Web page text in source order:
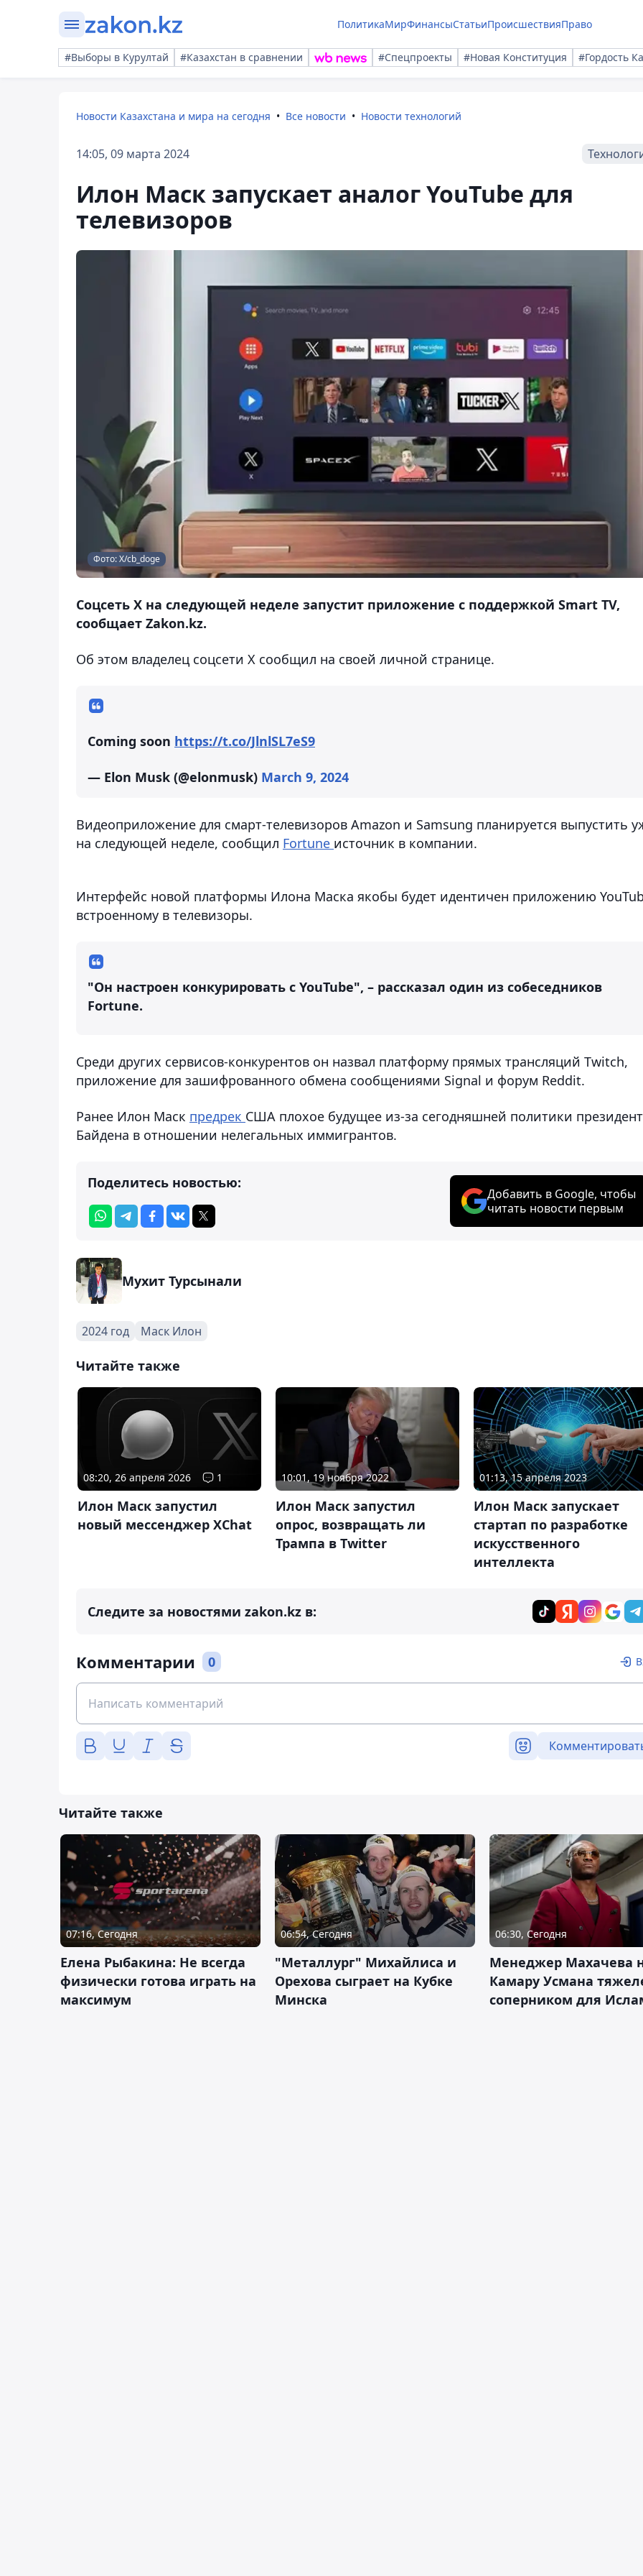
ПолитикаМирФинансыСтатьиПроисшествияПраво
#Выборы в Курултай #Казахстан в сравнении #Спецпроекты #Новая Конституция #Гордость
Новости Казахстана и мира на сегодня Все новости Новости технологий
14:05, 09 марта 2024
Илон Маск запускает аналог YouTube для
телевизоров
Фото: X/cb_doge
Соцсеть X на следующей неделе запустит приложение с поддержкой Smart TV,
сообщает Zakon.kz.
Об этом владелец соцсети X сообщил на своей личной странице.
Coming soon https://t.co/JlnlSL7eS9
— Elon Musk (@elonmusk) March 9, 2024
Видеоприложение для смарт-телевизоров Amazon и Samsung планируется выпустить
на следующей неделе, сообщил Fortune источник в компании.
Интерфейс новой платформы Илона Маска якобы будет идентичен приложению
встроенному в телевизоры.
"Он настроен конкурировать с YouTube", – рассказал один из собеседников
Fortune.
Среди других сервисов-конкурентов он назвал платформу прямых трансляций Twitch,
приложение для зашифрованного обмена сообщениями Signal и форум Reddit.
Ранее Илон Маск предрек США плохое будущее из-за сегодняшней политики
Байдена в отношении нелегальных иммигрантов.
Поделитесь новостью:
Добавить в Google, чтобы
читать новости первым
Мухит Турсынали
2024 год Маск Илон
Читайте также
08:20, 26 апреля 2026 1
Илон Маск запустил
новый мессенджер XChat
10:01, 19 ноября 2022
Илон Маск запустил
опрос, возвращать ли
Трампа в Twitter
01:13, 15 апреля 2023
Илон Маск запускает
стартап по разработке
искусственного
интеллекта
Следите за новостями zakon.kz в:
Комментарии 0
Читайте также
07:16, Сегодня
Елена Рыбакина: Не всегда
физически готова играть на
максимум
06:54, Сегодня
"Металлург" Михайлиса и
Орехова сыграет на Кубке
Минска
06:30, Сегодня
Менеджер Махачева
Камару Усмана
соперником для